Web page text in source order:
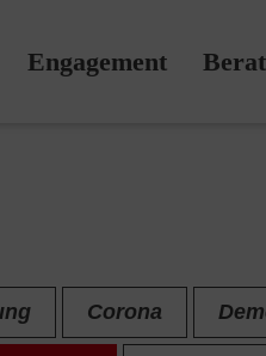
Engagement
Corona